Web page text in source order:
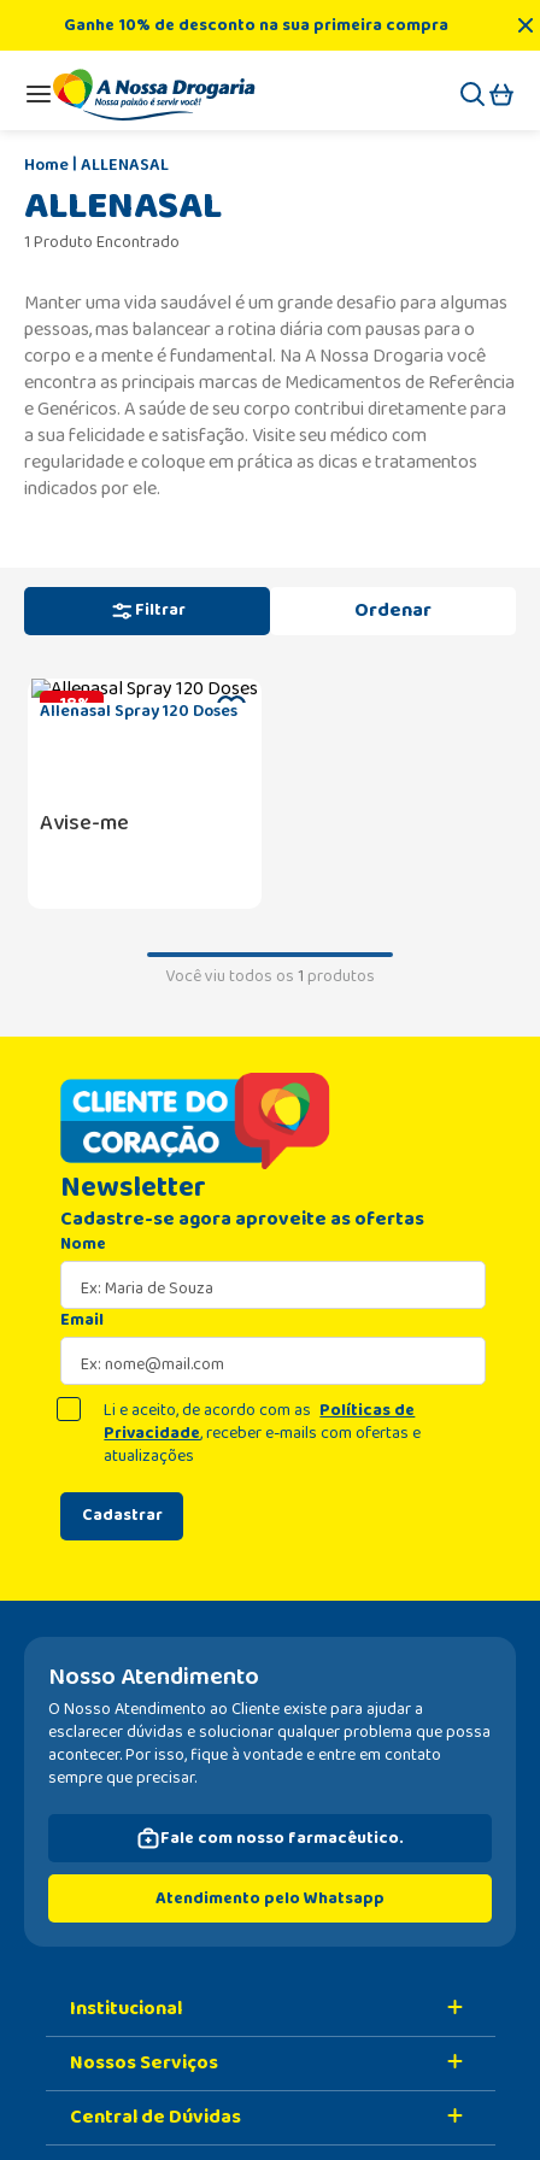
Ganhe 10% de desconto na sua primeira compra
ALLENASAL
ALLENASAL
1 Produto Encontrado
Manter uma vida saudável é um grande desafio para algumas
pessoas, mas balancear a rotina diária com pausas para o
corpo e a mente é fundamental. Na A Nossa Drogaria você
encontra as principais marcas de Medicamentos de Referência
e Genéricos. A saúde de seu corpo contribui diretamente para
a sua felicidade e satisfação. Visite seu médico com
regularidade e coloque em prática as dicas e tratamentos
indicados por ele.
Filtrar
-18%
Allenasal Spray 120 Doses
Avise-me
Você viu todos os1produtos
Newsletter
Cadastre-se agora aproveite as ofertas
Nome
Email
Cadastrar
Li e aceito, de acordo com as Políticas de
Privacidade, receber e-mails com ofertas e
atualizações
Nosso Atendimento
O Nosso Atendimento ao Cliente existe para ajudar a
esclarecer dúvidas e solucionar qualquer problema que possa
acontecer. Por isso, fique à vontade e entre em contato
sempre que precisar.
Fale com nosso farmacêutico.
Atendimento pelo Whatsapp
Institucional
Sobre A Nossa Drogaria
Nossa História
Nossos Serviços
Retire Na Loja
Central de Dúvidas